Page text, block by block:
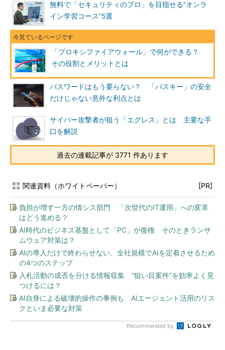
無料で「セキュリティのプロ」を目指せる“オンラ
イン学習コース”5選
「プロキシファイアウォール」で何ができる？
その役割とメリットとは
パスワードはもう要らない？ 「パスキー」の安全
だけじゃない意外な利点とは
サイバー攻撃者が狙う「エグレス」とは 主要な手
口を解説
過去の連載記事が 3771 件あります
関連資料（ホワイトペーパー） [PR]
負担が増す一方の情シス部門 「次世代のIT運用」への変革
はどう進める？
AI時代のビジネス基盤として「PC」が復権 そのときランサ
ムウェア対策は？
AIの導入だけで終わらせない、全社規模でAIを定着させるため
の4つのステップ
入札活動の成否を分ける情報収集 “狙い目案件”を効率よく見
つけるには？
AI自身による破壊的操作の事例も AIエージェント活用のリス
クといま必要な対策
Recommended by